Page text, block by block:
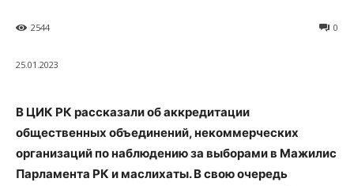
0
2544
25.01.2023
В ЦИК РК рассказали об аккредитации
общественных объединений, некоммерческих
организаций по наблюдению за выборами в Мажилис
Парламента РК и маслихаты. В свою очередь